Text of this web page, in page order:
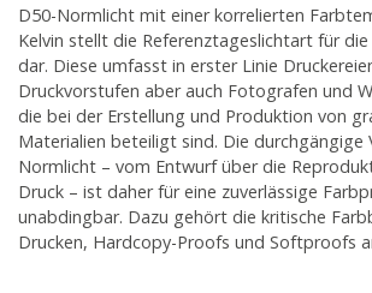
Kontakt
D50-Normlicht mit einer korrelierten
Kelvin stellt die Referenztageslichtart für
dar. Diese umfasst in erster Linie
Druckvorstufen aber auch Fotografen und
die bei der Erstellung und Produktion von
Materialien beteiligt sind. Die durchgängige
Normlicht – vom Entwurf über die
Druck – ist daher für eine zuverlässige
unabdingbar. Dazu gehört die kritische
Drucken, Hardcopy-Proofs und Softproofs